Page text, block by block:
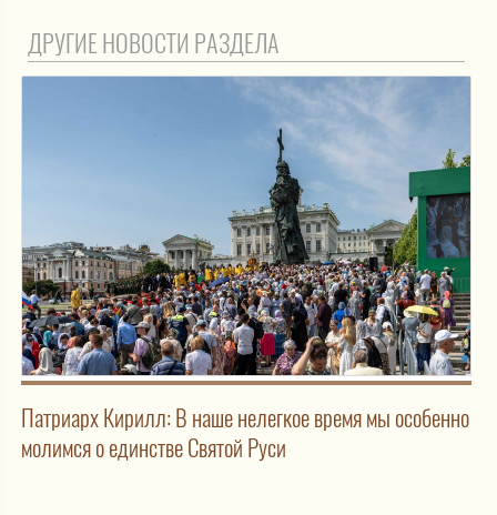
ДРУГИЕ НОВОСТИ РАЗДЕЛА
Патриарх Кирилл: В наше нелегкое время мы особенно
молимся о единстве Святой Руси